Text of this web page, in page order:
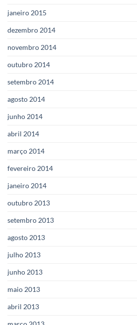
janeiro 2015
dezembro 2014
novembro 2014
outubro 2014
setembro 2014
agosto 2014
junho 2014
abril 2014
março 2014
fevereiro 2014
janeiro 2014
outubro 2013
setembro 2013
agosto 2013
julho 2013
junho 2013
maio 2013
abril 2013